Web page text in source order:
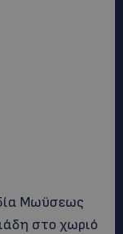
Μωϋσεως
στο χωριό